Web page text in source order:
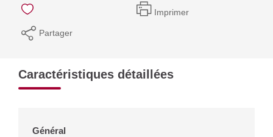
Imprimer
Partager
Caractéristiques détaillées
Général